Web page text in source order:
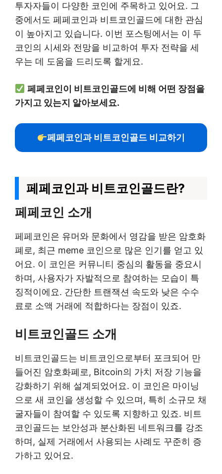
투자자들이 다양한 코인에 주목하고 있어요. 그
중에서도 페페코인과 비트코인골드에 대한 관심
이 높아지고 있습니다. 이번 포스팅에서는 이 두
코인의 시세와 전망을 비교하여 투자 전략을 세
우는 데 도움을 드리도록 할게요.
페페코인이 비트코인골드에 비해 어떤 장점을
가지고 있는지 알아보세요.
페페코인과 비트코인골드 비교하기
페페코인과 비트코인골드란?
페페코인 소개
페페코인은 유머와 문화에서 영감을 받은 암호화
폐로, 최근 meme 코인으로 많은 인기를 얻고 있
어요. 이 코인은 커뮤니티 중심의 활동을 중요시
하며, 사용자가 자발적으로 참여하는 모습이 특
징적이에요. 간단한 트랜잭션 속도와 낮은 수수
료로 소액 거래에 적합하다는 장점이 있죠.
비트코인골드 소개
비트코인골드는 비트코인으로부터 포크되어 만
들어진 암호화폐로, Bitcoin의 가치 저장 기능을
강화하기 위해 설계되었어요. 이 코인은 마이닝
으로 새 코인을 생성할 수 있으며, 특히 소규모 채
굴자들이 참여할 수 있도록 지향하고 있죠. 비트
코인골드는 보안성과 분산화된 네트워크를 강조
하며, 실제 거래에서 사용되는 사례도 꾸준히 증
가하고 있어요.